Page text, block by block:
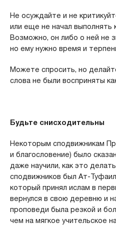
Не осуждайте и не
или еще не начал выполнять
Возможно, он либо о ней не
но ему нужно время и
Можете спросить, но
слова не были восприняты
Будьте снисходительны
Некоторым сподвижникам
и благословение) было
даже научили, как это
сподвижников был Ат-
который принял ислам в
вернулся в свою деревню и
проповеди была резкой и
чем на мягкое учительское